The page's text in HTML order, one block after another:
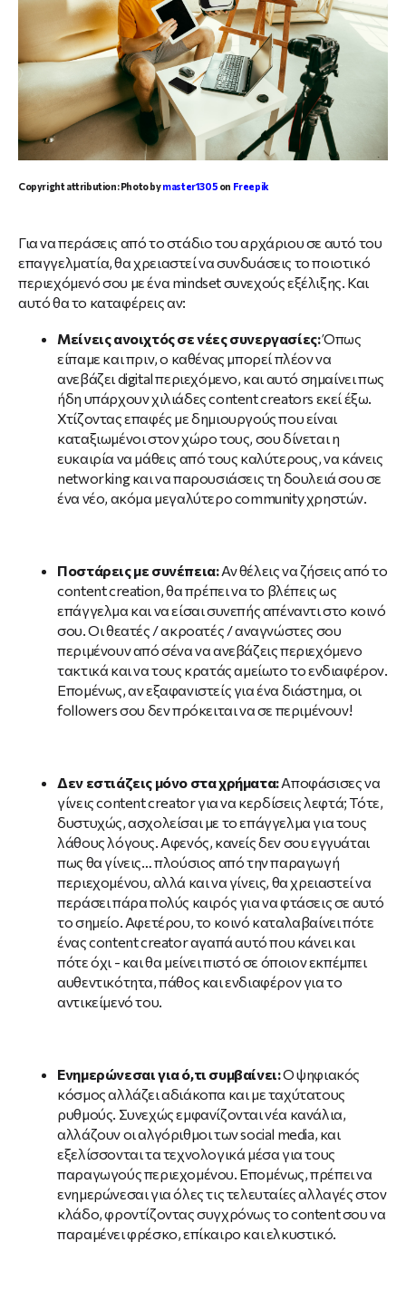
Copyright attribution: Photo bymaster1305 on Freepik
Για να περάσεις από το στάδιο του αρχάριου σε αυτό του
επαγγελματία, θα χρειαστεί να συνδυάσεις το ποιοτικό
περιεχόμενό σου με ένα mindset συνεχούς εξέλιξης. Και
αυτό θα το καταφέρεις αν:
Μείνεις ανοιχτός σε νέες συνεργασίες:Όπως
είπαμε και πριν, ο καθένας μπορεί πλέον να
ανεβάζει digital περιεχόμενο, και αυτό σημαίνει πως
ήδη υπάρχουν χιλιάδες content creators εκεί έξω.
Χτίζοντας επαφές με δημιουργούς που είναι
καταξιωμένοι στον χώρο τους, σου δίνεται η
ευκαιρία να μάθεις από τους καλύτερους, να κάνεις
networking και να παρουσιάσεις τη δουλειά σου σε
ένα νέο, ακόμα μεγαλύτερο community χρηστών.
Ποστάρεις με συνέπεια:Αν θέλεις να ζήσεις από το
content creation, θα πρέπει να το βλέπεις ως
επάγγελμα και να είσαι συνεπής απέναντι στο κοινό
σου. Οι θεατές / ακροατές / αναγνώστες σου
περιμένουν από σένα να ανεβάζεις περιεχόμενο
τακτικά και να τους κρατάς αμείωτο το ενδιαφέρον.
Επομένως, αν εξαφανιστείς για ένα διάστημα, οι
followers σου δεν πρόκειται να σε περιμένουν!
Δεν εστιάζεις μόνο στα χρήματα:Αποφάσισες να
γίνεις content creator για να κερδίσεις λεφτά; Τότε,
δυστυχώς, ασχολείσαι με το επάγγελμα για τους
λάθους λόγους. Αφενός, κανείς δεν σου εγγυάται
πως θα γίνεις… πλούσιος από την παραγωγή
περιεχομένου, αλλά και να γίνεις, θα χρειαστεί να
περάσει πάρα πολύς καιρός για να φτάσεις σε αυτό
το σημείο. Αφετέρου, το κοινό καταλαβαίνει πότε
ένας content creator αγαπά αυτό που κάνει και
πότε όχι - και θα μείνει πιστό σε όποιον εκπέμπει
αυθεντικότητα, πάθος και ενδιαφέρον για το
αντικείμενό του.
Ενημερώνεσαι για ό,τι συμβαίνει:Ο ψηφιακός
κόσμος αλλάζει αδιάκοπα και με ταχύτατους
ρυθμούς. Συνεχώς εμφανίζονται νέα κανάλια,
αλλάζουν οι αλγόριθμοι των social media, και
εξελίσσονται τα τεχνολογικά μέσα για τους
παραγωγούς περιεχομένου. Επομένως, πρέπει να
ενημερώνεσαι για όλες τις τελευταίες αλλαγές στον
κλάδο, φροντίζοντας συγχρόνως το content σου να
παραμένει φρέσκο, επίκαιρο και ελκυστικό.